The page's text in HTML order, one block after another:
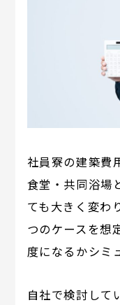
社員寮の建築費
食堂・共同浴場
ても大きく変わ
つのケースを想
度になるかシミ
自社で検討して